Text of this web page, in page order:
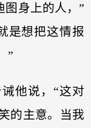
图身上的人，”
是想把这情报
”
他说，“这对
的主意。当我